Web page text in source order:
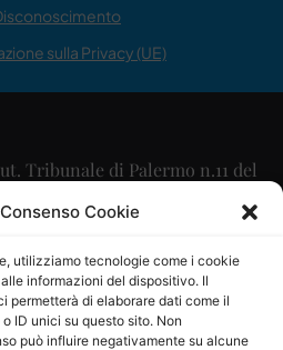
Cookie
utilizziamo tecnologie come i cookie
informazioni del dispositivo. Il
permetterà di elaborare dati come il
ID unici su questo sito. Non
può influire negativamente su alcune
sulla Privacy (UE)
Tribunale di Palermo n.11 del
09/2015
Maurizio Scaglione
Maria Calabrese